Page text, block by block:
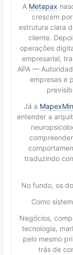
A Metapax
crescem
estrutura clara
cliente.
operações
empresarial,
APA —
empresas e
Já a
entender a
traduzindo
No fundo, os
Como
Negócios,
tecnologia,
pelo mesmo
trás de